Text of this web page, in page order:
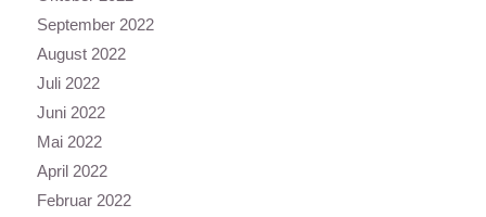
September 2022
August 2022
Juli 2022
Juni 2022
Mai 2022
April 2022
Februar 2022